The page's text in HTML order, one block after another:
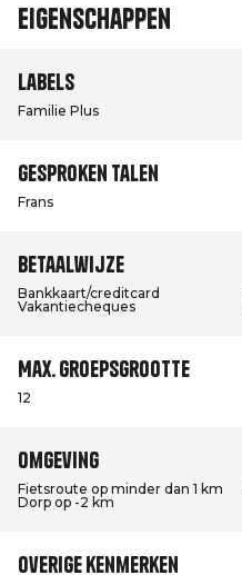
Eigenschappen
Labels
Familie Plus
Gesproken talen
Frans
Betaalwijze
Bankkaart/creditcard
Vakantiecheques
Max. groepsgrootte
12
Omgeving
Fietsroute op minder dan 1 km
Dorp op -2 km
Overige kenmerken